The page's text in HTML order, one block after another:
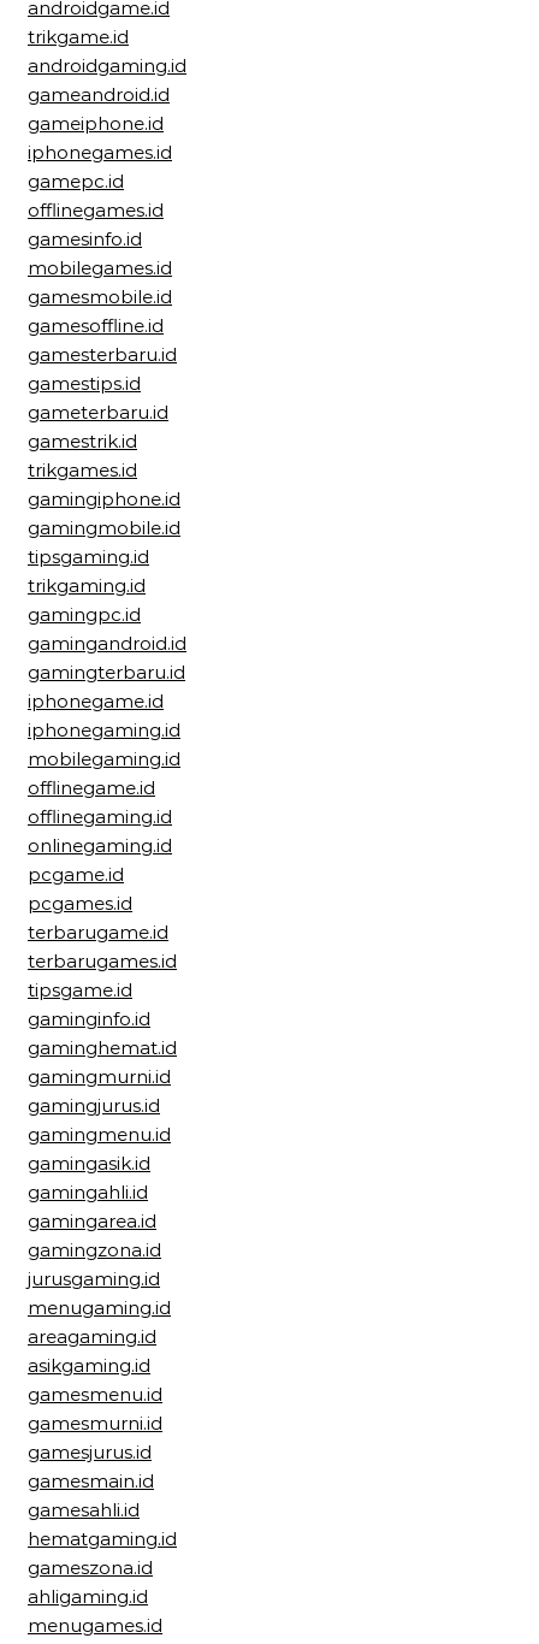
androidgame.id
trikgame.id
androidgaming.id
gameandroid.id
gameiphone.id
iphonegames.id
gamepc.id
offlinegames.id
gamesinfo.id
mobilegames.id
gamesmobile.id
gamesoffline.id
gamesterbaru.id
gamestips.id
gameterbaru.id
gamestrik.id
trikgames.id
gamingiphone.id
gamingmobile.id
tipsgaming.id
trikgaming.id
gamingpc.id
gamingandroid.id
gamingterbaru.id
iphonegame.id
iphonegaming.id
mobilegaming.id
offlinegame.id
offlinegaming.id
onlinegaming.id
pcgame.id
pcgames.id
terbarugame.id
terbarugames.id
tipsgame.id
gaminginfo.id
gaminghemat.id
gamingmurni.id
gamingjurus.id
gamingmenu.id
gamingasik.id
gamingahli.id
gamingarea.id
gamingzona.id
jurusgaming.id
menugaming.id
areagaming.id
asikgaming.id
gamesmenu.id
gamesmurni.id
gamesjurus.id
gamesmain.id
gamesahli.id
hematgaming.id
gameszona.id
ahligaming.id
menugames.id